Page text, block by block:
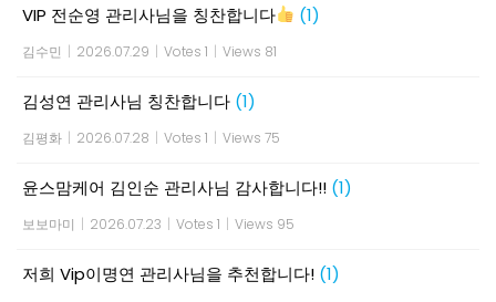
VIP 전순영 관리사님을 칭찬합니다 (1)
김수민 | 2026.07.29 | Votes 1 | Views 81
김성연 관리사님 칭찬합니다 (1)
김평화 | 2026.07.28 | Votes 1 | Views 75
윤스맘케어 김인순 관리사님 감사합니다!! (1)
보보마미 | 2026.07.23 | Votes 1 | Views 95
저희 Vip이명연 관리사님을 추천합니다! (1)